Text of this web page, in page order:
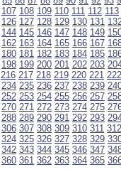
107 108 109 110 111 112 113
126 127 128 129 130 131
144 145 146 147 148 149
162 163 164 165 166 167
180 181 182 183 184 185
198 199 200 201 202 203
216 217 218 219 220 221 222
234 235 236 237 238 239
252 253 254 255 256 257
270 271 272 273 274 275
288 289 290 291 292 293
306 307 308 309 310 311 312
324 325 326 327 328 329
342 343 344 345 346 347
360 361 362 363 364 365